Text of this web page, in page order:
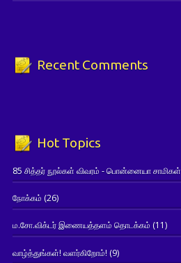
Recent Comments
Hot Topics
85 சித்தர் நூல்கள் விவரம் - பொன்னையா சாமிகள்
நோக்கம் (26)
ம.சோ.விக்டர் இணையத்தளம் தொடக்கம் (11)
வாழ்த்துங்கள்! வளர்கிறோம்! (9)